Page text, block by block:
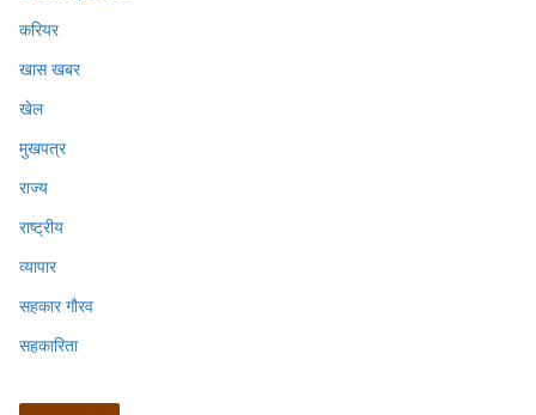
करियर
खास खबर
खेल
मुखपत्र
राज्य
राष्ट्रीय
व्यापार
सहकार गौरव
सहकारिता